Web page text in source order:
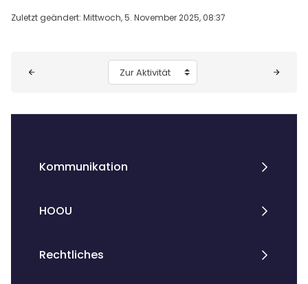
Zuletzt geändert: Mittwoch, 5. November 2025, 08:37
Zur Aktivität
Kommunikation
HOOU
Rechtliches